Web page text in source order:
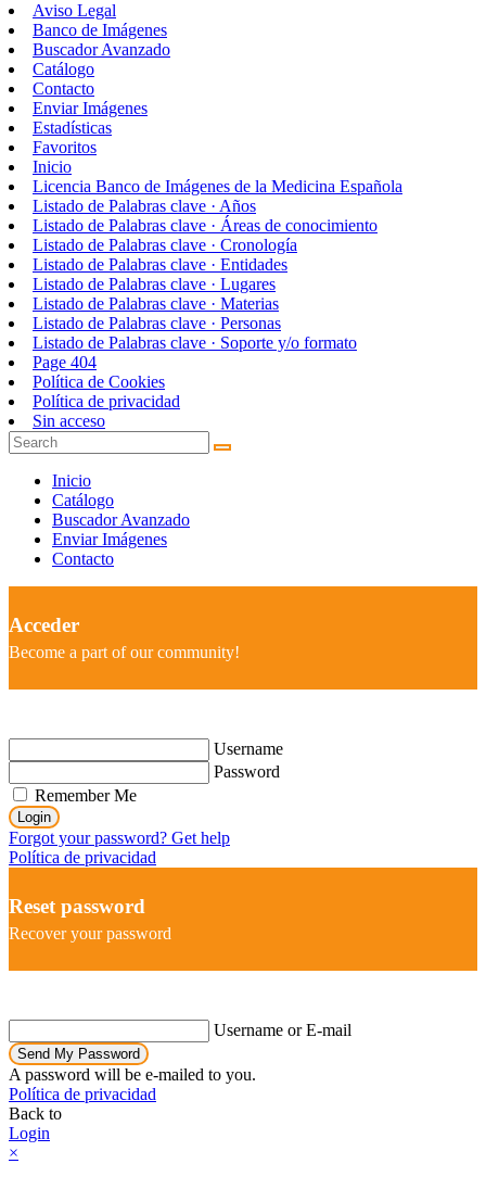
Aviso Legal
Banco de Imágenes
Buscador Avanzado
Catálogo
Contacto
Enviar Imágenes
Estadísticas
Favoritos
Inicio
Licencia Banco de Imágenes de la Medicina Española
Listado de Palabras clave · Años
Listado de Palabras clave · Áreas de conocimiento
Listado de Palabras clave · Cronología
Listado de Palabras clave · Entidades
Listado de Palabras clave · Lugares
Listado de Palabras clave · Materias
Listado de Palabras clave · Personas
Listado de Palabras clave · Soporte y/o formato
Page 404
Política de Cookies
Política de privacidad
Sin acceso
Inicio
Catálogo
Buscador Avanzado
Enviar Imágenes
Contacto
Acceder
Become a part of our community!
Username
Password
Remember Me
Login
Forgot your password? Get help
Política de privacidad
Reset password
Recover your password
Username or E-mail
Send My Password
A password will be e-mailed to you.
Política de privacidad
Back to
Login
×